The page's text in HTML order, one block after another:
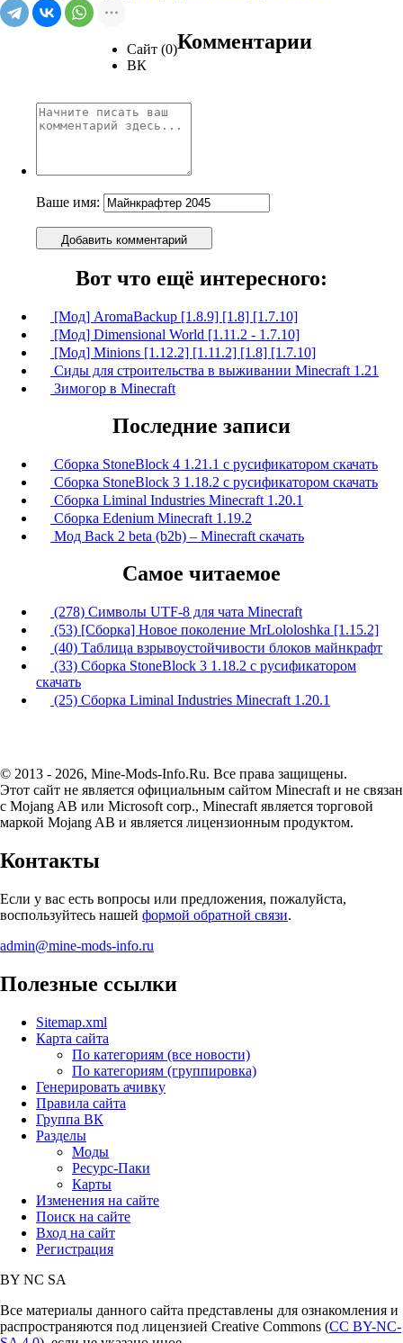
Сайт (0)
ВК
Комментарии
Ваше имя:
Добавить комментарий
Вот что ещё интересного:
[Мод] AromaBackup [1.8.9] [1.8] [1.7.10]
[Мод] Dimensional World [1.11.2 - 1.7.10]
[Мод] Minions [1.12.2] [1.11.2] [1.8] [1.7.10]
Сиды для строительства в выживании Minecraft 1.21
Зимогор в Minecraft
Последние записи
Сборка StoneBlock 4 1.21.1 с русификатором скачать
Сборка StoneBlock 3 1.18.2 с русификатором скачать
Сборка Liminal Industries Minecraft 1.20.1
Сборка Edenium Minecraft 1.19.2
Мод Back 2 beta (b2b) – Minecraft скачать
Самое читаемое
(278) Символы UTF-8 для чата Minecraft
(53) [Сборка] Новое поколение MrLololoshka [1.15.2]
(40) Таблица взрывоустойчивости блоков майнкрафт
(33) Сборка StoneBlock 3 1.18.2 с русификатором
скачать
(25) Сборка Liminal Industries Minecraft 1.20.1
© 2013 - 2026, Mine-Mods-Info.Ru. Все права защищены.
Этот сайт не является официальным сайтом Minecraft и не связан
с Mojang AB или Microsoft corp., Minecraft является торговой
маркой Mojang AB и является лицензионным продуктом.
Контакты
Если у вас есть вопросы или предложения, пожалуйста,
воспользуйтесь нашей формой обратной связи.
admin@mine-mods-info.ru
Полезные ссылки
Sitemap.xml
Карта сайта
По категориям (все новости)
По категориям (группировка)
Генерировать ачивку
Правила сайта
Группа ВК
Разделы
Моды
Ресурс-Паки
Карты
Изменения на сайте
Поиск на сайте
Вход на сайт
Регистрация
BY NC SA
Все материалы данного сайта представлены для ознакомления и
распространяются под лицензией Creative Commons (CC BY-NC-